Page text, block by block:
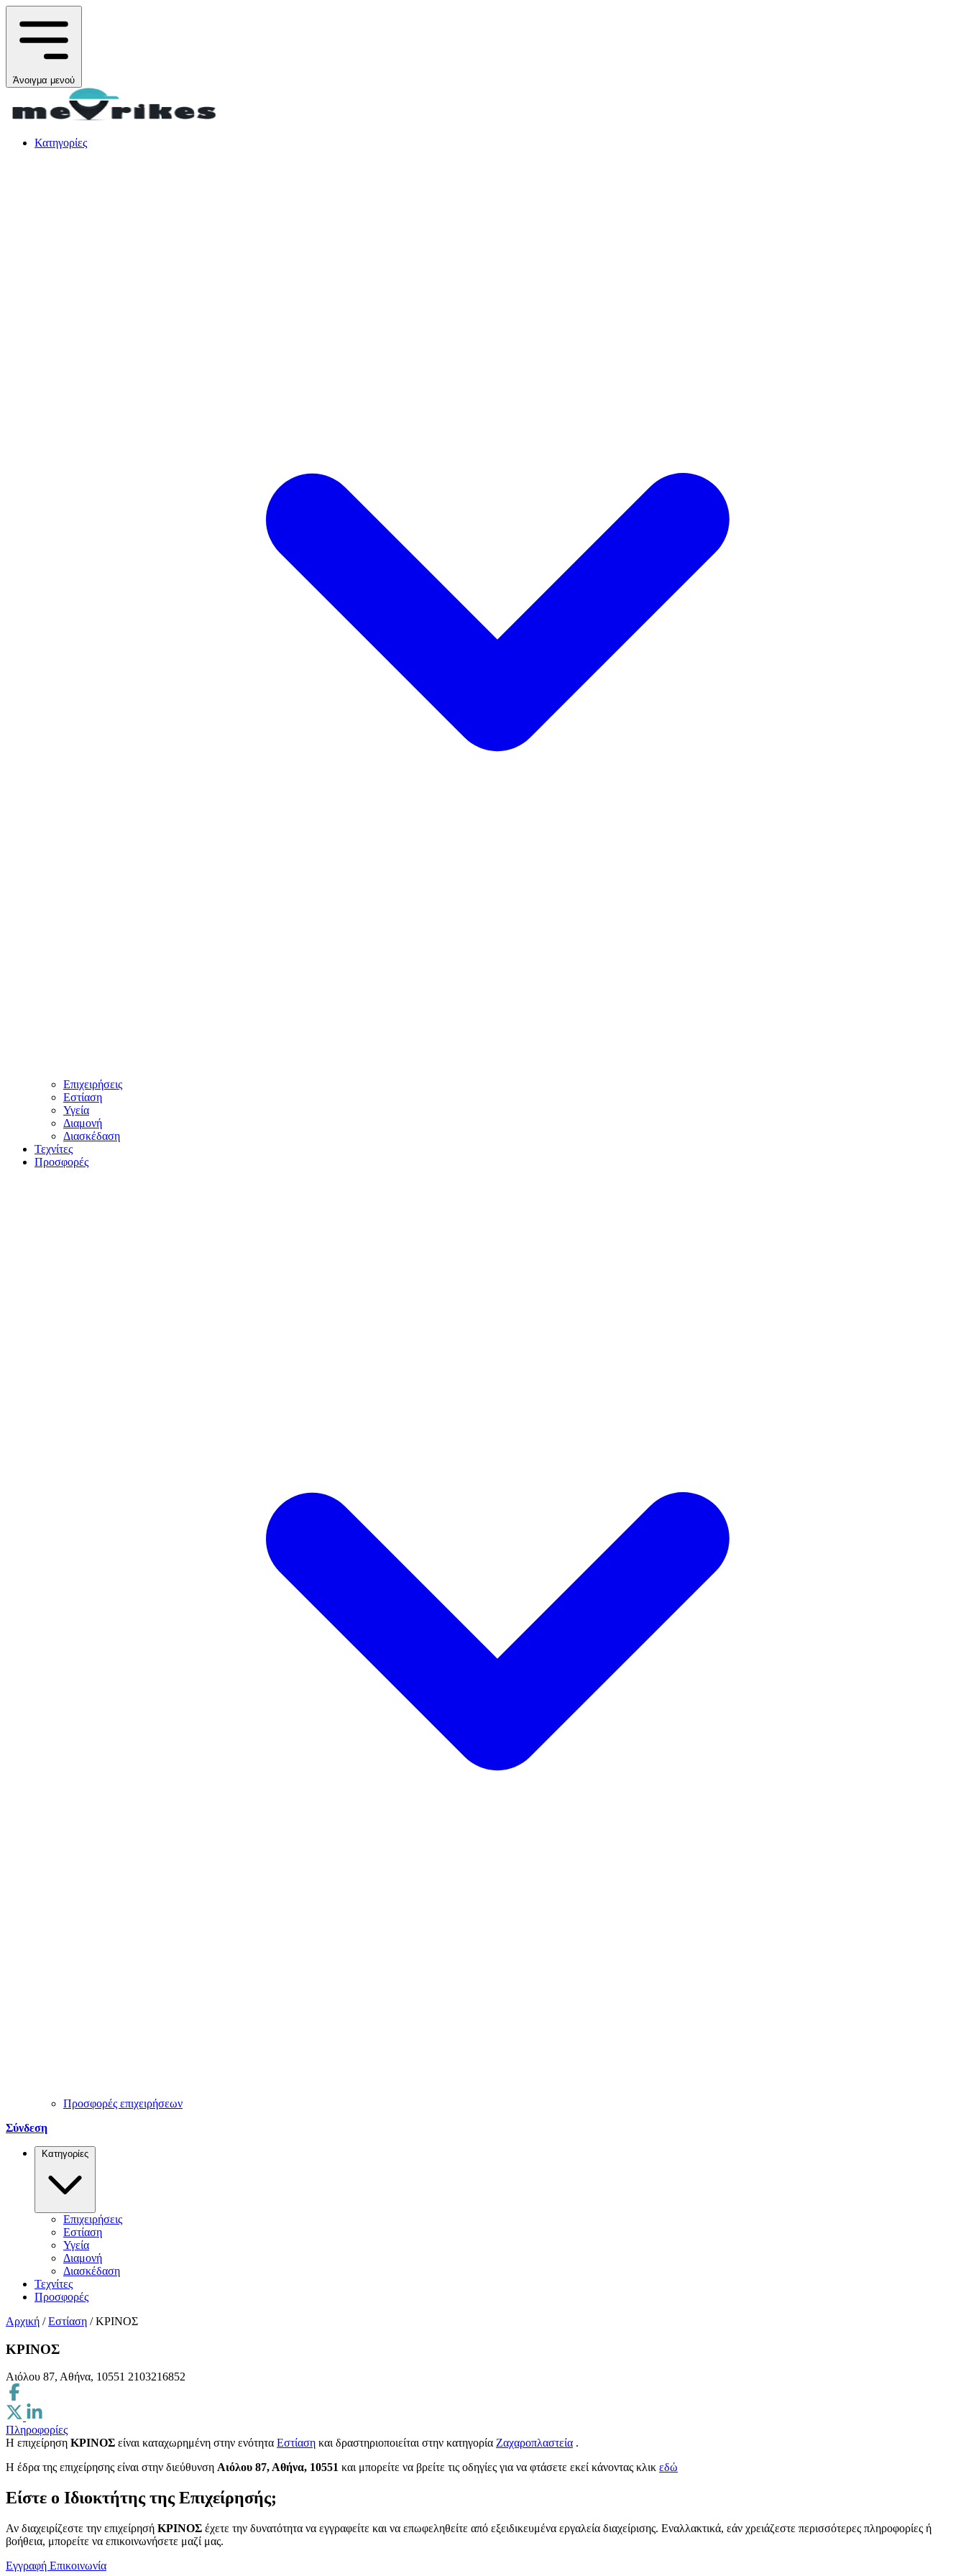
Άνοιγμα μενού
Κατηγορίες
Επιχειρήσεις
Εστίαση
Υγεία
Διαμονή
Διασκέδαση
Τεχνίτες
Προσφορές
Προσφορές επιχειρήσεων
Σύνδεση
Κατηγορίες
Επιχειρήσεις
Εστίαση
Υγεία
Διαμονή
Διασκέδαση
Τεχνίτες
Προσφορές
Αρχική / Εστίαση / ΚΡΙΝΟΣ
ΚΡΙΝΟΣ
Αιόλου 87, Αθήνα, 10551 2103216852
Πληροφορίες
Η επιχείρηση ΚΡΙΝΟΣ είναι καταχωρημένη στην ενότητα Εστίαση και δραστηριοποιείται στην κατηγορία Ζαχαροπλαστεία .
H έδρα της επιχείρησης είναι στην διεύθυνση Αιόλου 87, Αθήνα, 10551 και μπορείτε να βρείτε τις οδηγίες για να φτάσετε εκεί κάνοντας κλικ εδώ
Είστε ο Ιδιοκτήτης της Επιχείρησής;
Αν διαχειρίζεστε την επιχείρησή ΚΡΙΝΟΣ έχετε την δυνατότητα να εγγραφείτε και να επωφεληθείτε από εξειδικευμένα εργαλεία διαχείρισης. Εναλλακτικά, εάν χρειάζεστε περισσότερες πληροφορίες ή
βοήθεια, μπορείτε να επικοινωνήσετε μαζί μας.
Εγγραφή Επικοινωνία